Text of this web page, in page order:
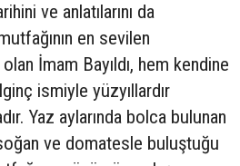
ve anlatılarını da
en sevilen
İmam Bayıldı, hem kendine
ismiyle yüzyıllardır
Yaz aylarında bolca bulunan
ve domatesle buluştuğu